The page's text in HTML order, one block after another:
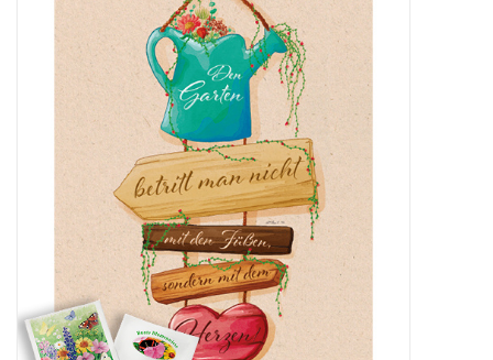
Katalog